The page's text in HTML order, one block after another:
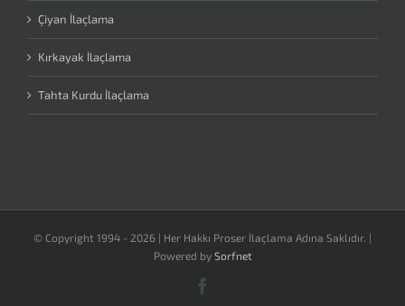
Çiyan İlaçlama
Kırkayak İlaçlama
Tahta Kurdu İlaçlama
© Copyright 1994 - 2026 | Her Hakkı Proser İlaçlama Adına Saklıdır. |
Powered by Sorfnet